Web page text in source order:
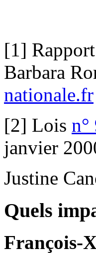
[1]
Barbara
nationale.fr
[2] Lois n°
janvier
Justine
Quels
François-